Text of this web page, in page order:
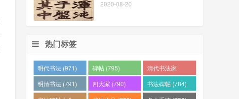
2020-08-20
热门标签
明代书法 (971) 碑帖 (795)
清代书法家
(794)
明清书法 (791) 四大家 (790)
书法碑帖 (784)